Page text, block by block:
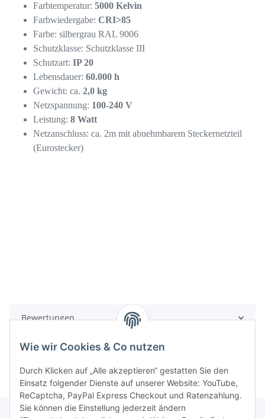
Farbtemperatur: 5000 Kelvin
Farbwiedergabe: CRI>85
Farbe: silbergrau RAL 9006
Schutzklasse: Schutzklasse III
Schutzart: IP 20
Lebensdauer: 60.000 h
Gewicht: ca. 2,0 kg
Netzspannung: 100-240 V
Leistung: 8 Watt
Netzanschluss: ca. 2m mit abnehmbarem Steckernetzteil
(Eurostecker)
Bewertungen
Wie wir Cookies & Co nutzen
Durch Klicken auf „Alle akzeptieren“ gestatten Sie den
Einsatz folgender Dienste auf unserer Website: YouTube,
ReCaptcha, PayPal Express Checkout und Ratenzahlung.
Sie können die Einstellung jederzeit ändern